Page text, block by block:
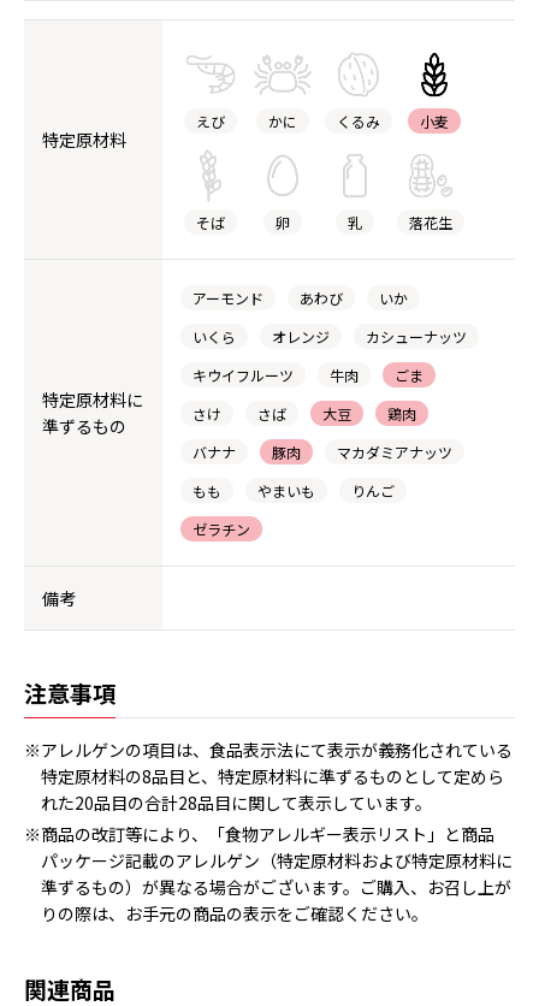
特定原材料
えび かに くるみ 小麦
そば 卵 乳 落花生
特定原材料に
準ずるもの
アーモンド あわび
いか
いくら
オレンジ
カシューナッツ
キウイフルーツ
牛肉
ごま
さけ
さば 大豆
鶏肉
バナナ
豚肉
マカダミアナッツ
もも
やまいも
りんご
ゼラチン
備考
注意事項
※アレルゲンの項目は、食品表示法にて表示が義務化されている
特定原材料の8品目と、特定原材料に準ずるものとして定めら
れた20品目の合計28品目に関して表示しています。
※商品の改訂等により、「食物アレルギー表示リスト」と商品
パッケージ記載のアレルゲン（特定原材料および特定原材料に
準ずるもの）が異なる場合がございます。ご購入、お召し上が
りの際は、お手元の商品の表示をご確認ください。
関連商品